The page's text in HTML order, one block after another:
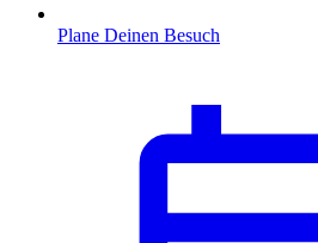
Plane Deinen Besuch